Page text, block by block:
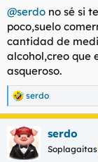
@serdo no sé si
poco,suelo
cantidad de
alcohol,creo que
asqueroso.
R
e
a
c
c
i
serdo
serdo
Soplagaitas